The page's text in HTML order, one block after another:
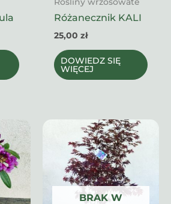
Różanecznik KALI
25,00zł
DOWIEDZ SIĘ
WIĘCEJ
BRAK W